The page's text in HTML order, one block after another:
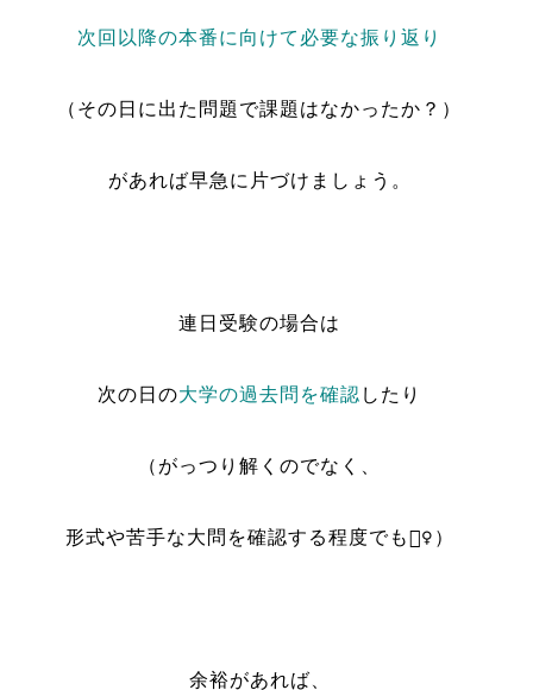
次回以降の本番に向けて必要な振り返り
（その日に出た問題で課題はなかったか？）
があれば早急に片づけましょう。
連日受験の場合は
次の日の大学の過去問を確認 したり
（がっつり解くのでなく、
形式や苦手な大問を確認する程度でも🙆‍♀️）
余裕があれば、